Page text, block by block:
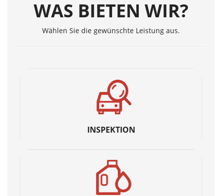
WAS BIETEN WIR?
Wählen Sie die gewünschte Leistung aus.
INSPEKTION